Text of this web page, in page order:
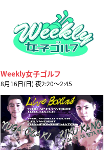
Weekly女子ゴルフ
8月16日(日) 夜2:20〜2:45